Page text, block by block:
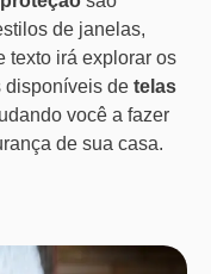
de janelas,
texto irá explorar os
disponíveis de telas
você a fazer
de sua casa.